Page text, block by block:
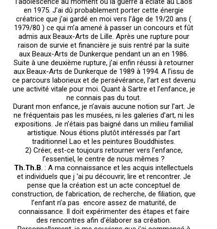
en 1975. J’ai dû probablement porter cette énergie
créatrice que j’ai gardé en moi vers l’âge de 19/20 ans (
1979/80 ) ce qui m’a amené à passer un concours et fût
admis aux Beaux-Arts de Lille. Après une rupture pour
raison de survie et financière je suis rentré par la suite
aux Beaux-Arts de Dunkerque pendant un an en 1986.
Suite à une deuxième rupture, j’ai enfin réussi à retourner
aux Beaux-Arts de Dunkerque de 1989 à 1994. A l’issu de
ce parcours laborieux et de persévérance, l’art est devenu
une activité vitale pour moi. Quant à Sartre et l’enfance, je
ne connais pas du tout.
Durant mon enfance, je n’avais aucune notion sur l’art. Je
ne fréquentais pas les musées, ni les galeries d’art, ni les
expositions. Je n’étais pas baigné dans un milieu familial
artistique. Nous étions plutôt intéressés par l’art
traditionnel Lao et les peintures Bouddhistes.
2) Créer, est-ce toujours retourner vers l’enfance,
l’essentiel, le centre de nous mêmes ?
Th.Th.B. : A ma connaissance et les acquis intellectuels
et individuels que j ‘ai pu découvrir, lire et rencontrer. Je
pense que la création est un acte conceptuel de
construction, de fabrication, de recherche, de filiation, que
l’enfant n’a pas encore assez de maturité, de
connaissance. Il doit expérimenter des étapes et faire
des rencontres afin d’élaborer sa création.